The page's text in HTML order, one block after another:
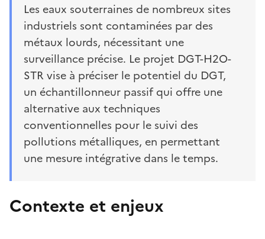
Les eaux souterraines de nombreux sites
industriels sont contaminées par des
métaux lourds, nécessitant une
surveillance précise. Le projet DGT-H2O-
STR vise à préciser le potentiel du DGT,
un échantillonneur passif qui offre une
alternative aux techniques
conventionnelles pour le suivi des
pollutions métalliques, en permettant
une mesure intégrative dans le temps.
Contexte et enjeux